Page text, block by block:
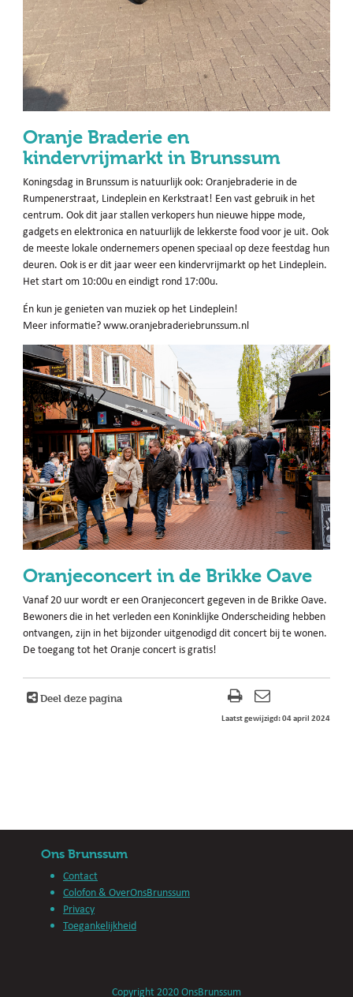
Oranje Braderie en
kindervrijmarkt in Brunssum
Koningsdag in Brunssum is natuurlijk ook: Oranjebraderie in de
Rumpenerstraat, Lindeplein en Kerkstraat! Een vast gebruik in het
centrum. Ook dit jaar stallen verkopers hun nieuwe hippe mode,
gadgets en elektronica en natuurlijk de lekkerste food voor je uit. Ook
de meeste lokale ondernemers openen speciaal op deze feestdag hun
deuren. Ook is er dit jaar weer een kindervrijmarkt op het Lindeplein.
Het start om 10:00u en eindigt rond 17:00u.
Én kun je genieten van muziek op het Lindeplein!
Meer informatie? www.oranjebraderiebrunssum.nl
Oranjeconcert in de Brikke Oave
Vanaf 20 uur wordt er een Oranjeconcert gegeven in de Brikke Oave.
Bewoners die in het verleden een Koninklijke Onderscheiding hebben
ontvangen, zijn in het bijzonder uitgenodigd dit concert bij te wonen.
De toegang tot het Oranje concert is gratis!
Deel deze pagina
Laatst gewijzigd: 04 april 2024
Ons Brunssum
Contact
Colofon & OverOnsBrunssum
Privacy
Toegankelijkheid
Copyright 2020 OnsBrunssum